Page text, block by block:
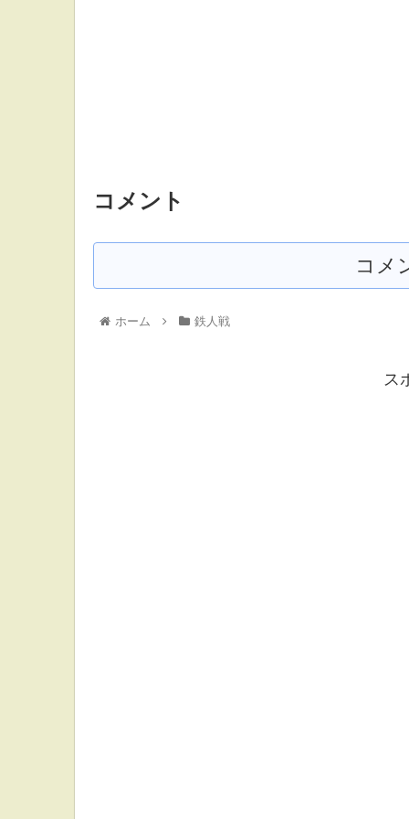
コメント
コメ
ホーム 鉄人戦
ス